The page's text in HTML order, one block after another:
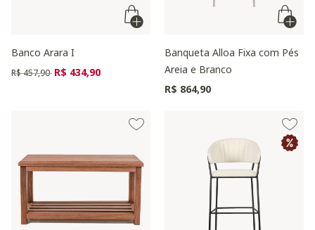
Banco Arara I
Preço reduzido de
R$ 457,90 para
R$ 434,90
Banqueta Alloa Fixa com Pés
Areia e Branco
R$ 864,90